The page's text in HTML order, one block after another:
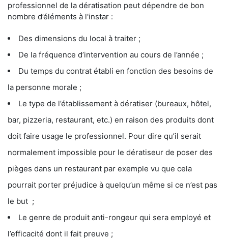
professionnel de la dératisation peut dépendre de bon
nombre d’éléments à l'instar :
Des dimensions du local à traiter ;
De la fréquence d’intervention au cours de l’année ;
Du temps du contrat établi en fonction des besoins de
la personne morale ;
Le type de l’établissement à dératiser (bureaux, hôtel,
bar, pizzeria, restaurant, etc.) en raison des produits dont
doit faire usage le professionnel. Pour dire qu’il serait
normalement impossible pour le dératiseur de poser des
pièges dans un restaurant par exemple vu que cela
pourrait porter préjudice à quelqu’un même si ce n’est pas
le but ;
Le genre de produit anti-rongeur qui sera employé et
l’efficacité dont il fait preuve ;